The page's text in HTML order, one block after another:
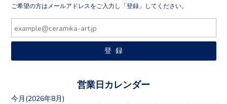
ご希望の方はメールアドレスをご入力し「登録」してください。
営業日カレンダー
今月(2026年8月)